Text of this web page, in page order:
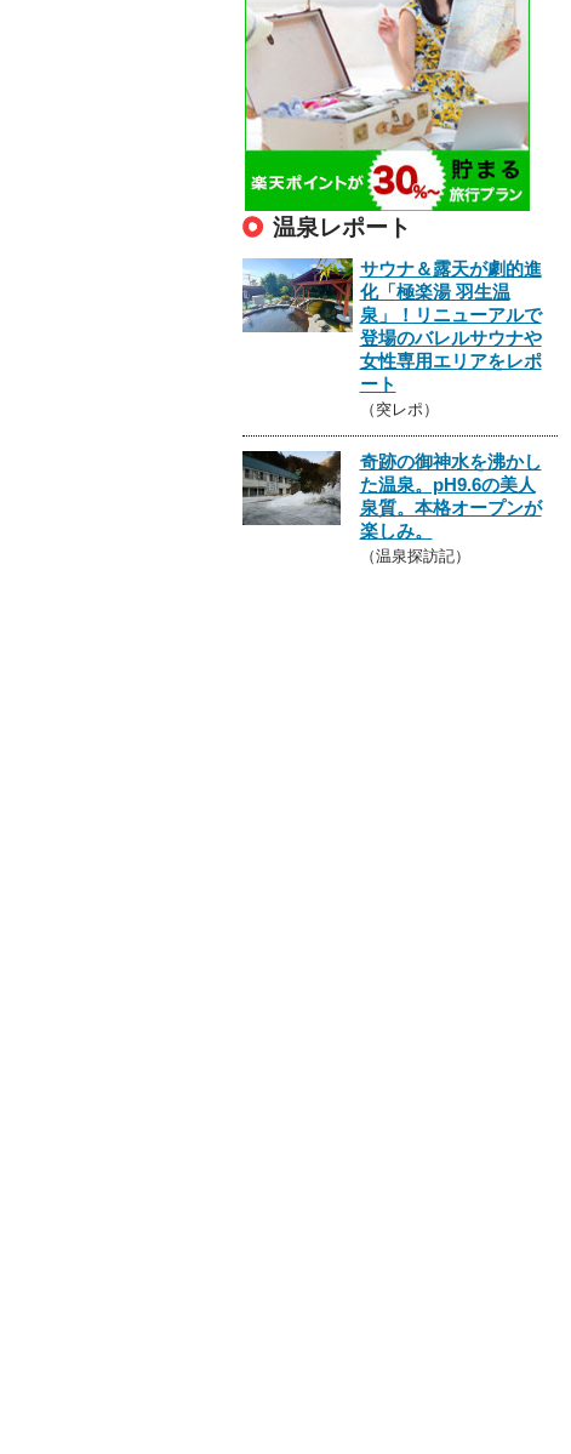
温泉レポート
サウナ＆露天が劇的進
化「極楽湯 羽生温
泉」！リニューアルで
登場のバレルサウナや
女性専用エリアをレポ
ート
（突レポ）
奇跡の御神水を沸かし
た温泉。pH9.6の美人
泉質。本格オープンが
楽しみ。
（温泉探訪記）